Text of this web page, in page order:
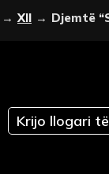
→ XII → Djemtë
Krijo llogari